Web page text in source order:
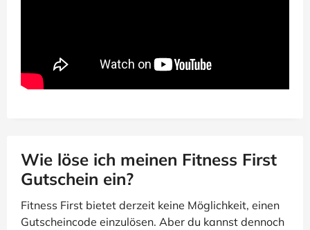
Wie löse ich meinen Fitness First
Gutschein ein?
Fitness First bietet derzeit keine Möglichkeit, einen
Gutscheincode einzulösen. Aber du kannst dennoch